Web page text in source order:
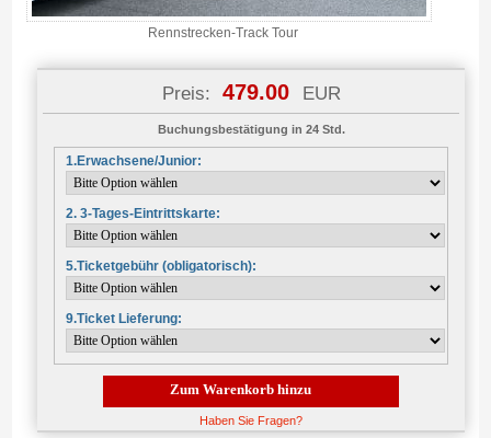
Rennstrecken-Track Tour
Preis: 479.00 EUR
Buchungsbestätigung in 24 Std.
1.Erwachsene/Junior:
2. 3-Tages-Eintrittskarte:
5.Ticketgebühr (obligatorisch):
9.Ticket Lieferung:
Zum Warenkorb hinzu
Haben Sie Fragen?